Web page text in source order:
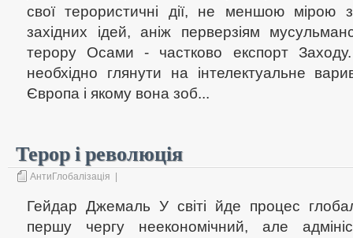
свої терористичні дії, не меншою мірою
західних ідей, аніж перверзіям
терору Осами - частково експорт
необхідно глянути на інтелектуальне
Європа і якому вона зоб...
Терор і революція
АнтиГлобалізація
Гейдар Джемаль У світі йде процес
першу чергу неекономічний, але